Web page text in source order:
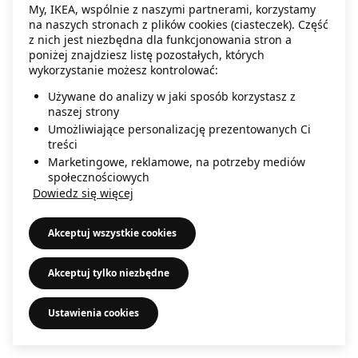
information).
My, IKEA, wspólnie z naszymi partnerami, korzystamy
na naszych stronach z plików cookies (ciasteczek). Część
z nich jest niezbędna dla funkcjonowania stron a
poniżej znajdziesz listę pozostałych, których
wykorzystanie możesz kontrolować:
Używane do analizy w jaki sposób korzystasz z
naszej strony
Umożliwiające personalizację prezentowanych Ci
treści
Marketingowe, reklamowe, na potrzeby mediów
społecznościowych
Dowiedz się więcej
Akceptuj wszystkie cookies
Akceptuj tylko niezbędne
Ustawienia cookies